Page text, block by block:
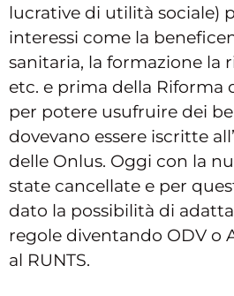
lucrative di utilità sociale)
interessi come la
sanitaria, la formazione la
etc. e prima della Riforma
per potere usufruire dei
dovevano essere iscritte
delle Onlus. Oggi con la
state cancellate e per
dato la possibilità di
regole diventando ODV o
al RUNTS.